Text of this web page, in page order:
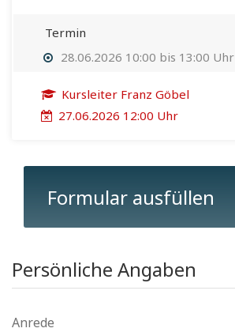
Termin
28.06.2026 10:00 bis 13:00 Uhr
Kursleiter Franz Göbel
27.06.2026 12:00 Uhr
Formular ausfüllen
Persönliche Angaben
Anrede